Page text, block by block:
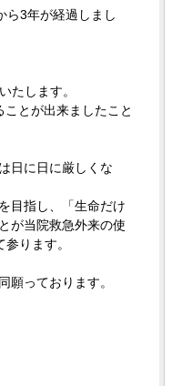
3年が経過しまし
たします。
とが出来ましたこと
日に日に厳しくな
目指し、「生命だけ
が当院救急外来の使
ります。
っております。